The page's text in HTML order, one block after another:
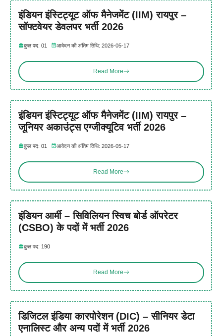
इंडियन इंस्टिट्यूट ऑफ मैनेजमेंट (IIM) रायपुर –
सॉफ्टवेयर डेवलपर भर्ती 2026
कुल पद: 01 आवेदन की अंतिम तिथि: 2026-05-17
Read More
इंडियन इंस्टिट्यूट ऑफ मैनेजमेंट (IIM) रायपुर –
जूनियर अकाउंट्स एग्जीक्यूटिव भर्ती 2026
कुल पद: 01 आवेदन की अंतिम तिथि: 2026-05-17
Read More
इंडियन आर्मी – सिविलियन स्विच बोर्ड ऑपरेटर
(CSBO) के पदों में भर्ती 2026
कुल पद: 190
Read More
डिजिटल इंडिया कारपोरेशन (DIC) – सीनियर डेटा
एनालिस्ट और अन्य पदों में भर्ती 2026